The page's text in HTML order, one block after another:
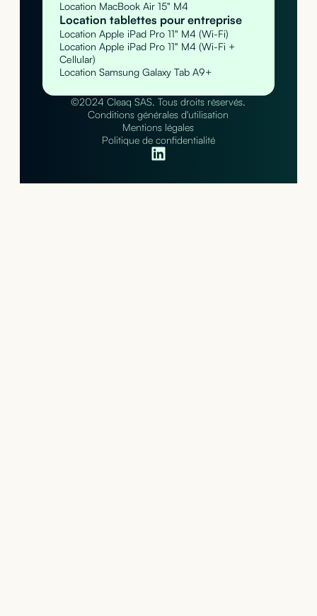
Location MacBook Air 15" M4
Location tablettes pour entreprise
Location Apple iPad Pro 11" M4 (Wi-Fi)
Location Apple iPad Pro 11" M4 (Wi-Fi +
Cellular)
Location Samsung Galaxy Tab A9+
©2024 Cleaq SAS. Tous droits réservés.
Conditions générales d'utilisation
Mentions légales
Politique de confidentialité